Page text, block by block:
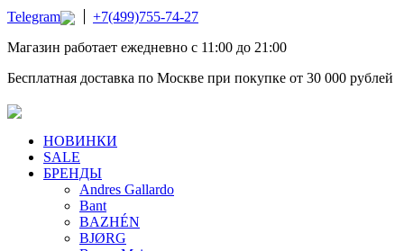
Telegram
+7(499)755-74-27
Магазин работает ежедневно с 11:00 до 21:00
Бесплатная доставка по Москве при покупке от 30 000 рублей
НОВИНКИ
SALE
БРЕНДЫ
Andres Gallardo
Bant
BAZHÉN
BJØRG